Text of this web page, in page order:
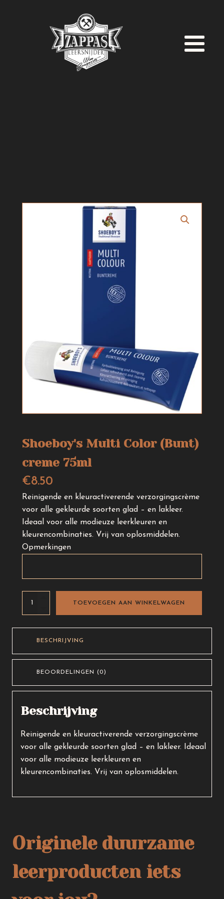
Shoeboy's Multi Color (Bunt)
creme 75ml
€8.50
Reinigende en kleuractiverende verzorgingscrème
voor alle gekleurde soorten glad – en lakleer.
Ideaal voor alle modieuze leerkleuren en
kleurencombinaties. Vrij van oplosmiddelen.
Opmerkingen
Shoeboy's
Multi
Color
(Bunt)
aantal
TOEVOEGEN AAN WINKELWAGEN
BESCHRIJVING
BEOORDELINGEN (0)
Beschrijving
Reinigende en kleuractiverende verzorgingscrème
voor alle gekleurde soorten glad – en lakleer. Ideaal
voor alle modieuze leerkleuren en
kleurencombinaties. Vrij van oplosmiddelen.
Originele duurzame
leerproducten iets